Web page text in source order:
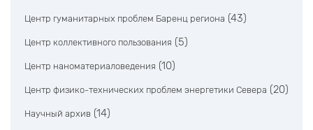
Центр гуманитарных проблем Баренц региона (43)
Центр коллективного пользования (5)
Центр наноматериаловедения (10)
Центр физико-технических проблем энергетики Севера (20)
Научный архив (14)